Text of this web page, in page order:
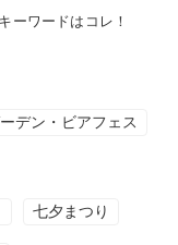
ーワードはコレ！
デン・ビアフェス
七夕まつり